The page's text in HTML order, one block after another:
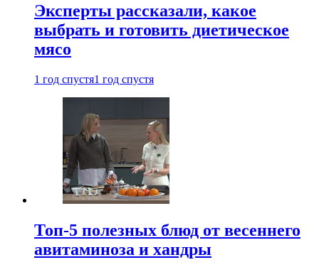
Эксперты рассказали, какое
выбрать и готовить диетическое
мясо
1 год спустя1 год спустя
Топ-5 полезных блюд от весеннего
авитаминоза и хандры